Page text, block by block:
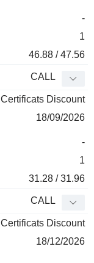
-
1
46.88 / 47.56
CALL
Certificats Discount
18/09/2026
-
1
31.28 / 31.96
CALL
Certificats Discount
18/12/2026